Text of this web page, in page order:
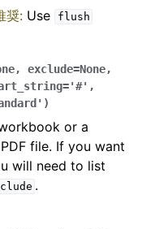
奨: Use flush
, exclude=None,
='#' ,
)
or a
file. If you want
will need to list
.